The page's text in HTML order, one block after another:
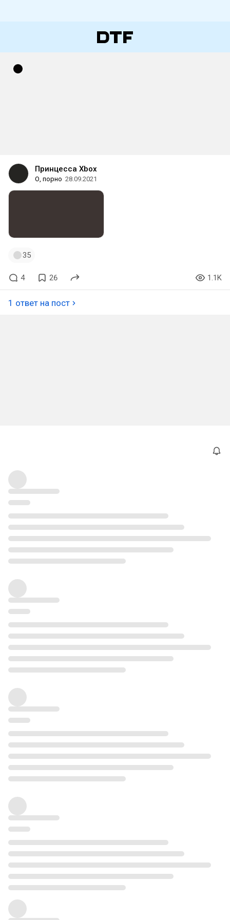
Принцесса Xbox
О, порно 28.09.2021
35
4 26 1.1K
1 ответ на пост